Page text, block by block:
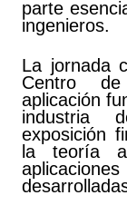
parte
ingenieros.
La jornada
Centro
aplicación
industria
exposición
la teoría